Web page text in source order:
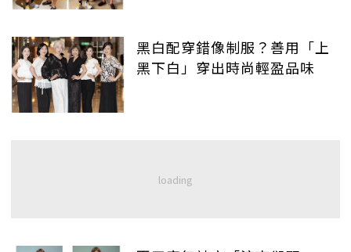
黑白配穿錯像制服？善用「上
黑下白」穿出時尚輕盈品味